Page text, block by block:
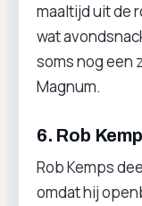
maaltijd uit de
wat
soms nog een
Magnum.
6. Rob
Rob Kemps
omdat hij